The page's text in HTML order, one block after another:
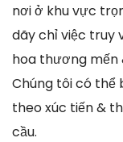
nơi ở khu vực
dãy chỉ việc truy
hoa thương mến
Chúng tôi có thể
theo xúc tiến &
cầu.